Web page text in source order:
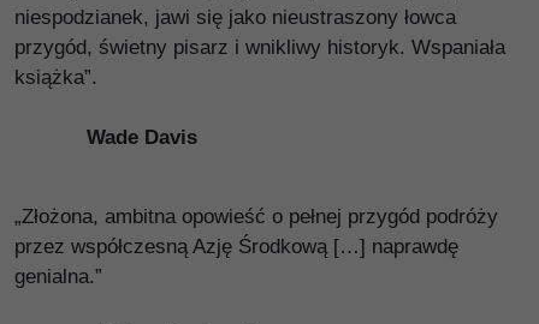
niespodzianek, jawi się jako nieustraszony łowca
przygód, świetny pisarz i wnikliwy historyk. Wspaniała
książka”.
Wade Davis
„Złożona, ambitna opowieść o pełnej przygód podróży
przez współczesną Azję Środkową […] naprawdę
genialna.”